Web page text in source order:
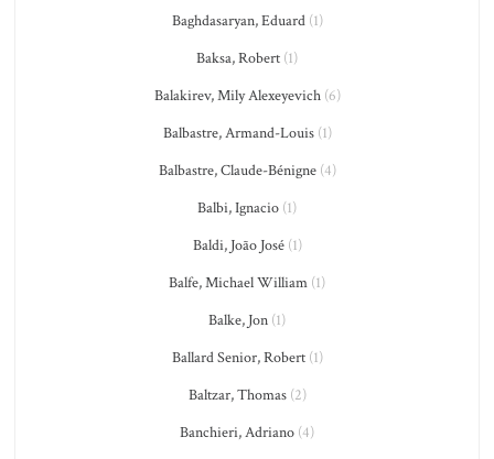
Baghdasaryan, Eduard(1)
Baksa, Robert (1)
Balakirev, Mily Alexeyevich(6)
Balbastre, Armand-Louis(1)
Balbastre, Claude-Bénigne(4)
Balbi, Ignacio (1)
Baldi, João José(1)
Balfe, Michael William (1)
Balke, Jon (1)
Ballard Senior, Robert(1)
Baltzar, Thomas(2)
Banchieri, Adriano (4)